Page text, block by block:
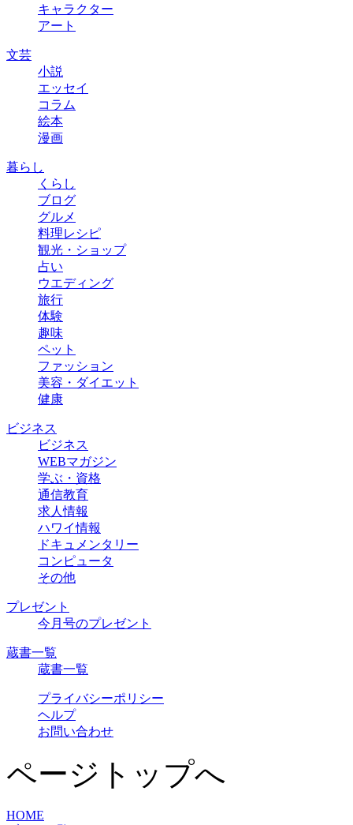
キャラクター
アート
文芸
小説
エッセイ
コラム
絵本
漫画
暮らし
くらし
ブログ
グルメ
料理レシピ
観光・ショップ
占い
ウエディング
旅行
体験
趣味
ペット
ファッション
美容・ダイエット
健康
ビジネス
ビジネス
WEBマガジン
学ぶ・資格
通信教育
求人情報
ハワイ情報
ドキュメンタリー
コンピュータ
その他
プレゼント
今月号のプレゼント
蔵書一覧
蔵書一覧
プライバシーポリシー
ヘルプ
お問い合わせ
ページトップへ
HOME